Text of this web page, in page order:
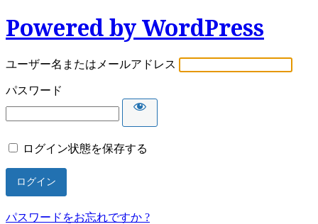
Powered by WordPress
ユーザー名またはメールアドレス
パスワード
ログイン状態を保存する
パスワードをお忘れですか ?